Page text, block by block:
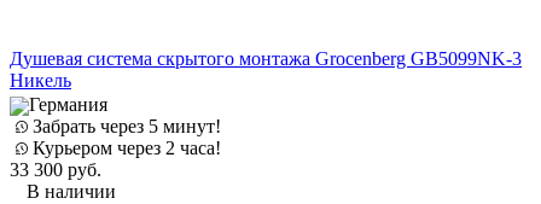
Душевая система скрытого монтажа Grocenberg GB5099NK-3
Никель
Германия
Забрать через 5 минут!
Курьером через 2 часа!
33 300 руб.
В наличии